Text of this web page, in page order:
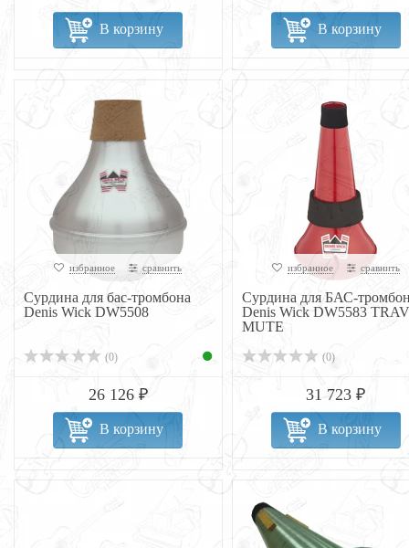
В корзину В корзину
избранное сравнить
Сурдина для бас-тромбона
Denis Wick DW5508
(0)
26 126 ₽
В корзину
избранное сравнить
Сурдина для БАС-
Denis Wick DW5583
MUTE
(0)
31 723 ₽
В корзину